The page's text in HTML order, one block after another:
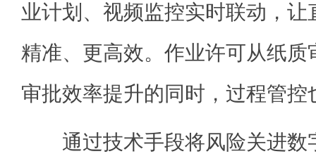
业计划、视频监控实时联动，
精准、更高效。作业许可从纸质
审批效率提升的同时，过程管控
通过技术手段将风险关进数